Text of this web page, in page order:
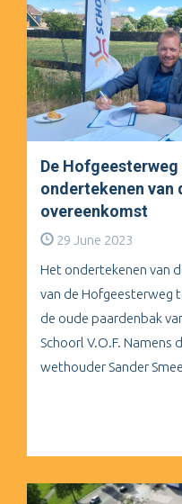
De
ondertekenen van
overeenkomst
29 June 2023
Het ondertekenen van
van de Hofgeesterweg
de oude paardenbak
Schoorl V.O.F. Namens
wethouder Sander